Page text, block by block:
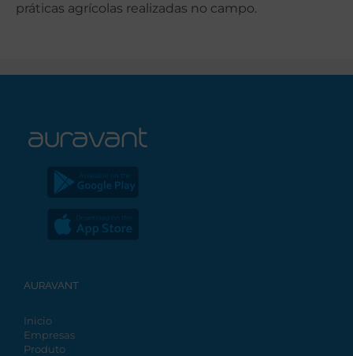
práticas agrícolas realizadas no campo.
AURAVANT
Inicio
Empresas
Produto